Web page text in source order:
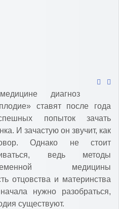
диагноз
ставят после года
попыток зачать
И зачастую он звучит, как
Однако не стоит
ведь методы
медицины
отцовства и материнства
нужно разобраться,
существуют.